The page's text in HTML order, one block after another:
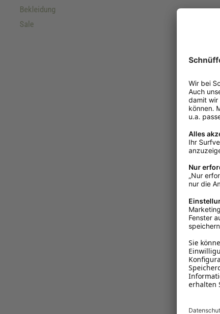
Bekleidung
Sale
Schecker
Schecker
Bensersiel
Nicht
21,70 €*